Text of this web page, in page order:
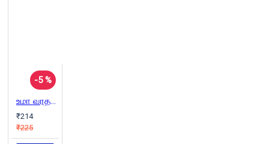
-5 %
உமா வரதராஜன் கதைகள்
₹214
₹225